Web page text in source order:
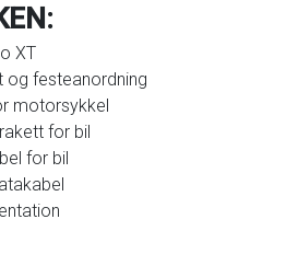
XT
festeanordning
motorsykkel
for bil
for bil